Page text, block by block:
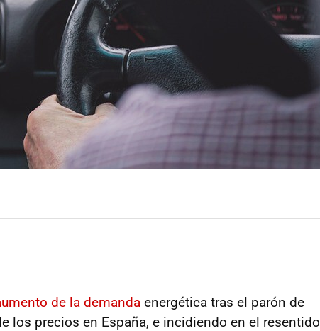
de la demanda energética tras el parón de
los precios en España, e incidiendo en el resentido